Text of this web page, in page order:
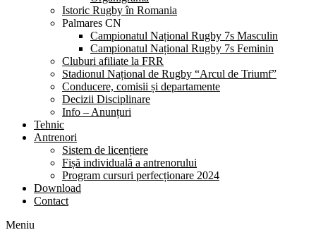
Istoric Rugby în Romania
Palmares CN
Campionatul Național Rugby 7s Masculin
Campionatul Național Rugby 7s Feminin
Cluburi afiliate la FRR
Stadionul Național de Rugby “Arcul de Triumf”
Conducere, comisii și departamente
Decizii Disciplinare
Info – Anunțuri
Tehnic
Antrenori
Sistem de licențiere
Fișă individuală a antrenorului
Program cursuri perfecționare 2024
Download
Contact
Meniu